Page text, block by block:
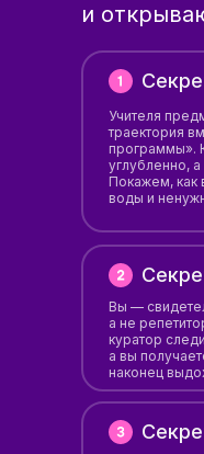
и
Вы —
а не
куратор
а вы
наконец
Учителя
траектория
программы».
углубленно,
Покажем, как
воды и